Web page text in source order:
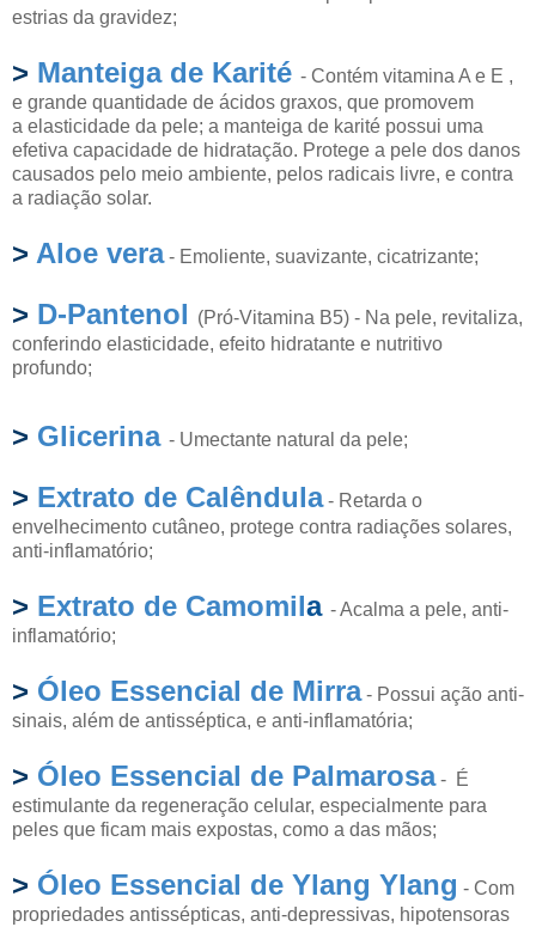
estrias da gravidez;
> Manteiga de Karité - Contém vitamina A e E ,
e grande quantidade de ácidos graxos, que promovem
a elasticidade da pele; a manteiga de karité possui uma
efetiva capacidade de hidratação. Protege a pele dos danos
causados pelo meio ambiente, pelos radicais livre, e contra
a radiação solar.
> Aloe vera- Emoliente, suavizante, cicatrizante;
> D-Pantenol (Pró-Vitamina B5) - Na pele, revitaliza,
conferindo elasticidade, efeito hidratante e nutritivo
profundo;
> Glicerina - Umectante natural da pele;
> Extrato de Calêndula- Retarda o
envelhecimento cutâneo, protege contra radiações solares,
anti-inflamatório;
> Extrato de Camomila - Acalma a pele, anti-
inflamatório;
> Óleo Essencial de Mirra - Possui ação anti-
sinais, além de antisséptica, e anti-inflamatória;
> Óleo Essencial de Palmarosa - É
estimulante da regeneração celular, especialmente para
peles que ficam mais expostas, como a das mãos;
> Óleo Essencial de Ylang Ylang - Com
propriedades antissépticas, anti-depressivas, hipotensoras